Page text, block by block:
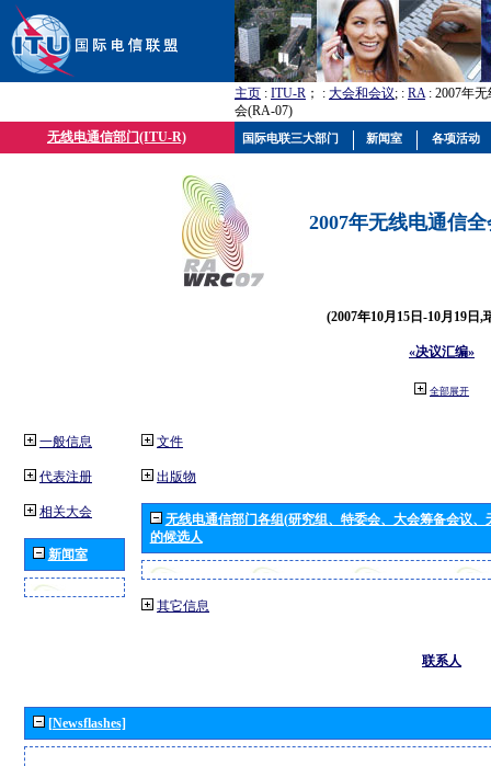
主页 : ITU-R ； : 大会和会议; : RA: 2007年
会(RA-07)
无线电通信部门(ITU-R)
2007年无线电通信
(2007年10月15日-10月19日,
«决议汇编»
全部展开
一般信息
代表注册
相关大会
新闻室
文件
出版物
无线电通信部门各组(研究组、特委会、大会筹备会议
的候选人
其它信息
联系人
[Newsflashes]
国际电联三大部门 新闻室 各项活动